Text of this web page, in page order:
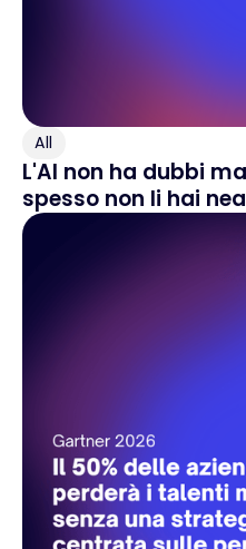
All
L'AI non ha dubbi
spesso non li hai